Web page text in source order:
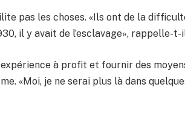
pas les choses. «Ils ont de la
il y avait de l’esclavage», rappelle-t-
à profit et fournir des
«Moi, je ne serai plus là dans